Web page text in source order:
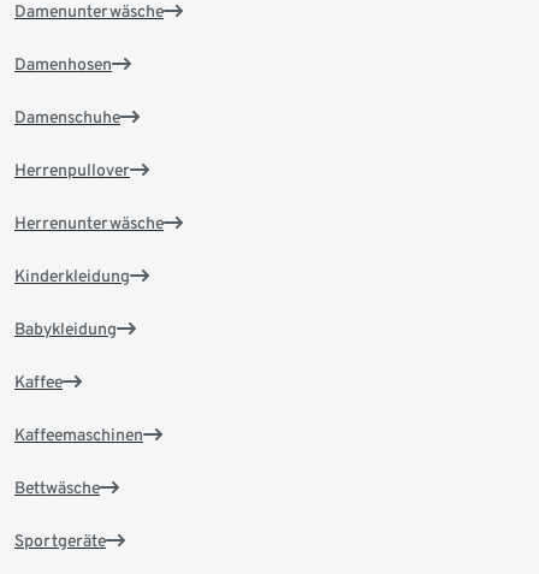
Damenunterwäsche
Damenhosen
Damenschuhe
Herrenpullover
Herrenunterwäsche
Kinderkleidung
Babykleidung
Kaffee
Kaffeemaschinen
Bettwäsche
Sportgeräte